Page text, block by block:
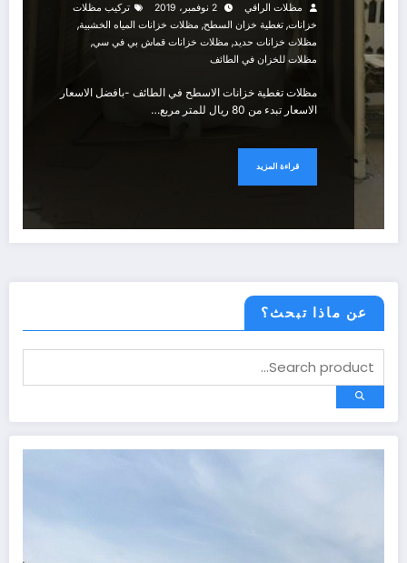
مظلات الراقي 2 نوفمبر، 2019
تركيب مظلات
خزانات, تغطية خزان السطح, مظلات خزانات المياه الخشبية,
مظلات خزانات حديد, مظلات خزانات قماش بي في سي,
مظلات للخزان في الطائف
مظلات تغطية خزانات الاسطح في الطائف -بافضل الاسعار
الاسعار تبدء من 80 ريال للمتر مربع…
قراءة المزيد
عن ماذا تبحث؟